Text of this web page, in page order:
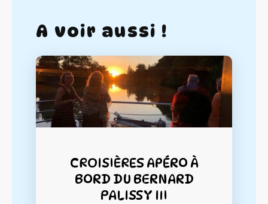
A voir aussi !
CROISIÈRES APÉRO À
BORD DU BERNARD
PALISSY III